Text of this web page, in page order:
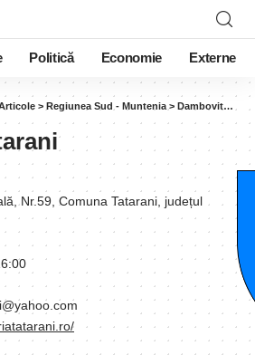
Politică Economie Externe
> Regiunea Sud - Muntenia > Dambovita >
Nr.59, Comuna Tatarani, județul